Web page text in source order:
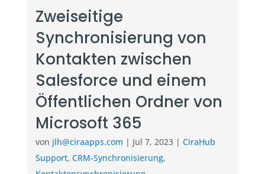
Zweiseitige
Synchronisierung von
Kontakten zwischen
Salesforce und einem
Öffentlichen Ordner von
Microsoft 365
von jlh@ciraapps.com | Jul 7, 2023| CiraHub
Support, CRM-Synchronisierung,